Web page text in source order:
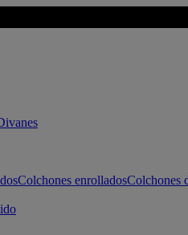
Colchones enrolladosColchones